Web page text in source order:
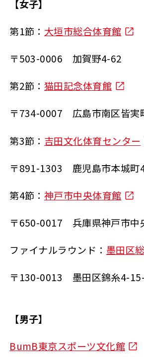
【女子】
第1節： 大垣市総合体育館
〒503-0006 加賀野4-62
第2節： 猫田記念体育館
〒734-0007 広島市南区皆実
第3節： 吉田文化体育センター
〒891-1303 鹿児島市本城町
第4節： 神戸市中央体育館
〒650-0017 兵庫県神戸市中
ファイナルラウンド： 墨田区
〒130-0013 墨田区錦糸4-
【男子】
BumB東京スポーツ文化館